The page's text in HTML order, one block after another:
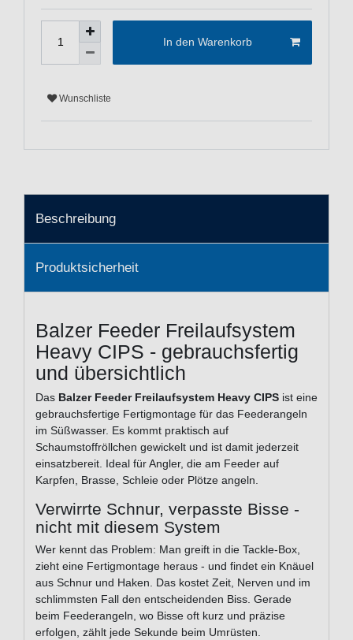
In den Warenkorb
Wunschliste
Beschreibung
Produktsicherheit
Balzer Feeder Freilaufsystem
Heavy CIPS - gebrauchsfertig
und übersichtlich
Das Balzer Feeder Freilaufsystem Heavy CIPS ist eine
gebrauchsfertige Fertigmontage für das Feederangeln
im Süßwasser. Es kommt praktisch auf
Schaumstoffröllchen gewickelt und ist damit jederzeit
einsatzbereit. Ideal für Angler, die am Feeder auf
Karpfen, Brasse, Schleie oder Plötze angeln.
Verwirrte Schnur, verpasste Bisse -
nicht mit diesem System
Wer kennt das Problem: Man greift in die Tackle-Box,
zieht eine Fertigmontage heraus - und findet ein Knäuel
aus Schnur und Haken. Das kostet Zeit, Nerven und im
schlimmsten Fall den entscheidenden Biss. Gerade
beim Feederangeln, wo Bisse oft kurz und präzise
erfolgen, zählt jede Sekunde beim Umrüsten.